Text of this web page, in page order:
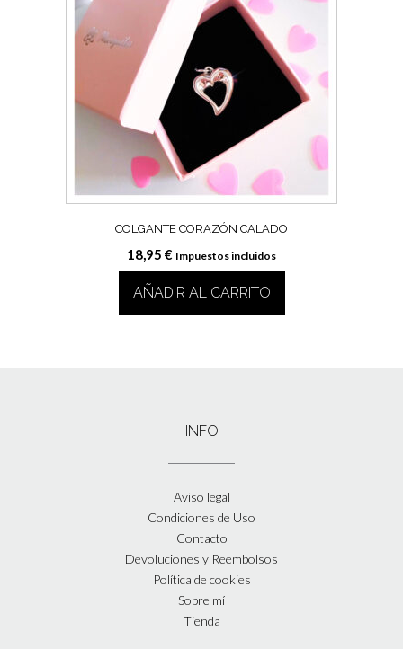
COLGANTE CORAZÓN CALADO
18,95 € Impuestos incluidos
AÑADIR AL CARRITO
INFO
Aviso legal
Condiciones de Uso
Contacto
Devoluciones y Reembolsos
Política de cookies
Sobre mí
Tienda